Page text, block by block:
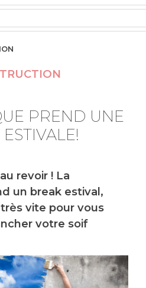
PREND UNE
revoir ! La
un break estival,
vite pour vous
votre soif